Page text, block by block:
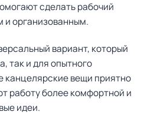
сделать рабочий
и организованным.
вариант, который
так и для опытного
канцелярские вещи приятно
работу более комфортной и
идеи.